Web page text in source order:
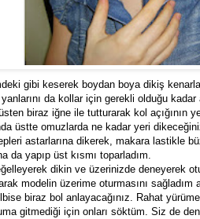
gibi keserek boydan boya dikiş
da kollar için gerekli olduğu kadar
biraz iğne ile tutturarak kol açığının
üstte omuzlarda ne kadar yeri
astarlarına dikerek, makara lastikle
da yapıp üst kısmı toparladım.
dikin ve üzerinizde deneyerek
modelin üzerime oturmasını
biraz bol anlayacağınız. Rahat
gitmediği için onları söktüm. Siz de